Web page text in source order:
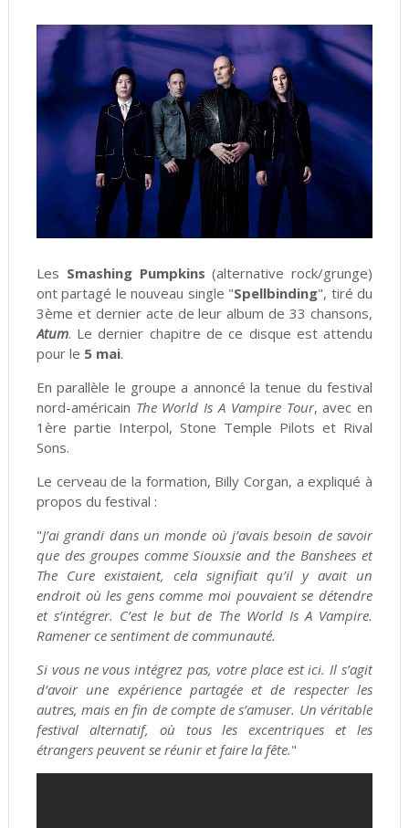
Les Smashing Pumpkins (alternative rock/grunge)
ont partagé le nouveau single "Spellbinding", tiré du
3ème et dernier acte de leur album de 33 chansons,
Atum. Le dernier chapitre de ce disque est attendu
pour le 5 mai.
En parallèle le groupe a annoncé la tenue du festival
nord-américain The World Is A Vampire Tour, avec en
1ère partie Interpol, Stone Temple Pilots et Rival
Sons.
Le cerveau de la formation, Billy Corgan, a expliqué à
propos du festival :
"J’ai grandi dans un monde où j’avais besoin de savoir
que des groupes comme Siouxsie and the Banshees et
The Cure existaient, cela signifiait qu’il y avait un
endroit où les gens comme moi pouvaient se détendre
et s’intégrer. C’est le but de The World Is A Vampire.
Ramener ce sentiment de communauté.
Si vous ne vous intégrez pas, votre place est ici. Il s’agit
d’avoir une expérience partagée et de respecter les
autres, mais en fin de compte de s’amuser. Un véritable
festival alternatif, où tous les excentriques et les
étrangers peuvent se réunir et faire la fête."